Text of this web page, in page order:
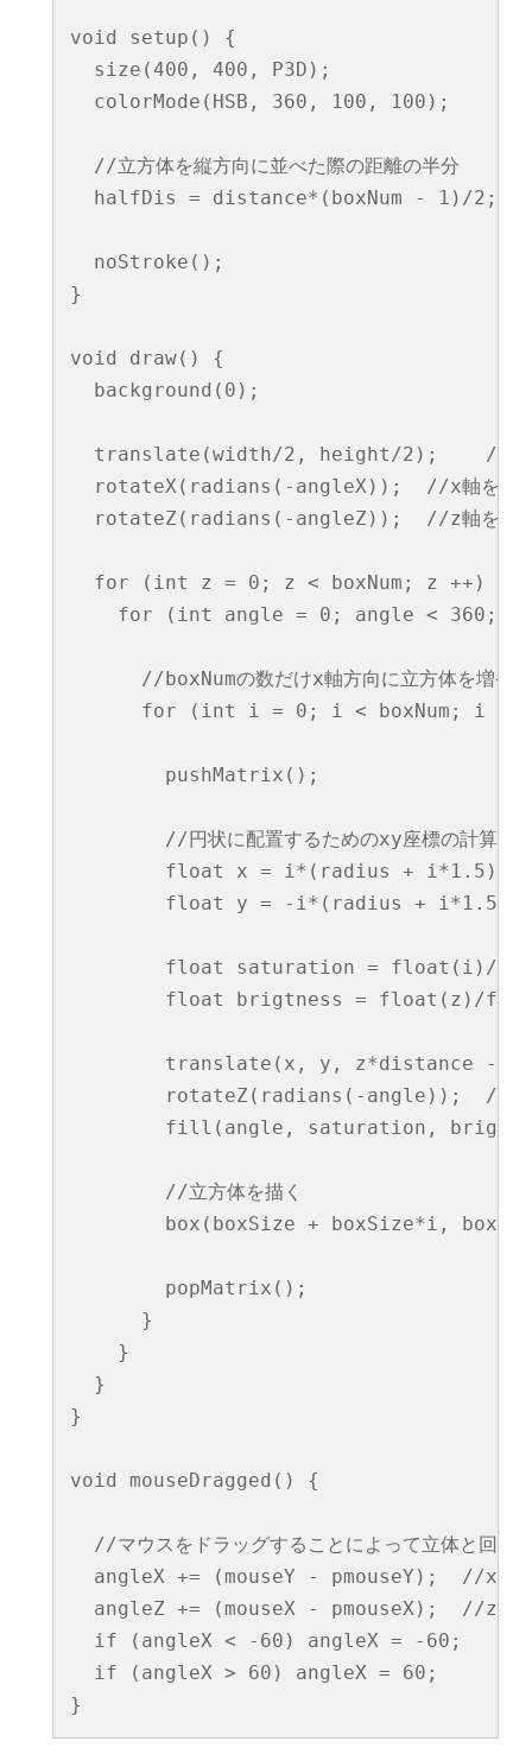
void setup() {
  size(400, 400, P3D);
  colorMode(HSB, 360, 100, 100);
  //立方体を縦方向に並べた際の距離の半分
  halfDis = distance*(boxNum - 1)/2;
  noStroke();
}
void draw() {
  background(0);
translate(width/2, height/2);    //基
rotateX(radians(-angleX));  //x軸を中
rotateZ(radians(-angleZ));  //z軸を中
for (int z = 0; z < boxNum; z ++) {
for (int angle = 0; angle < 360;
      //boxNumの数だけx軸方向に立方体を増やす
for (int i = 0; i < boxNum; i
        pushMatrix();
        //円状に配置するためのxy座標の計算
float x = i*(radius +
float y = -i*(radius +
float saturation = float(i)/
float brigtness = float(z)/
translate(x, y, z*distance -
rotateZ(radians(-angle));  //円
fill(angle, saturation,
        //立方体を描く
box(boxSize + boxSize*i,
        popMatrix();
      }
    }
  }
}
void mouseDragged() {
  //マウスをドラッグすることによって立体と回転
angleX += (mouseY - pmouseY);  //x軸を
angleZ += (mouseX - pmouseX);  //z軸を
  if (angleX < -60) angleX = -60;
  if (angleX > 60) angleX = 60;